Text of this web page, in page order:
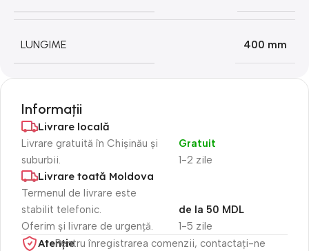
LUNGIME 400 mm
Informații
Livrare locală
Livrare gratuită în Chișinău și
suburbii.
1-2 zile
Gratuit
Livrare toată Moldova
Termenul de livrare este
stabilit telefonic.
Oferim și livrare de urgență.
1-5 zile
de la 50 MDL
Atenție​Pentru înregistrarea comenzii, contactați-ne